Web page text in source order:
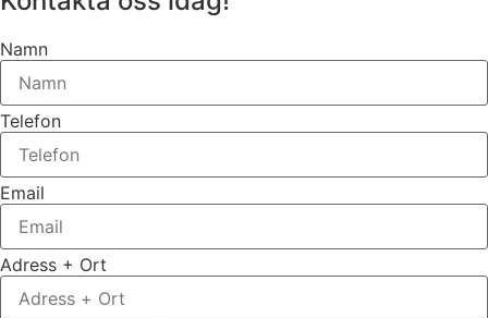
Namn
Telefon
Email
Adress + Ort